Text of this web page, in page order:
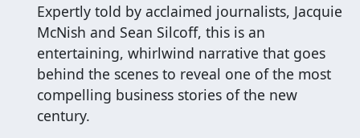
Expertly told by acclaimed journalists, Jacquie
McNish and Sean Silcoff, this is an
entertaining, whirlwind narrative that goes
behind the scenes to reveal one of the most
compelling business stories of the new
century.